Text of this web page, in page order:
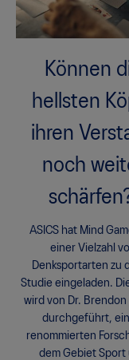
Können
hellsten
ihren
noch
ASICS hat Mind
einer Vielzahl
Denksportarten zu
Studie eingeladen.
wird von Dr. Brendon
durchgeführt,
renommierten
dem Gebiet Sport